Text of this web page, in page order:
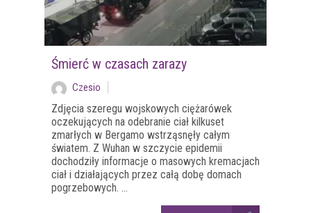
Śmierć w czasach zarazy
Czesio
Zdjęcia szeregu wojskowych ciężarówek
oczekujących na odebranie ciał kilkuset
zmarłych w Bergamo wstrząsnęły całym
światem. Z Wuhan w szczycie epidemii
dochodziły informacje o masowych kremacjach
ciał i działających przez całą dobę domach
pogrzebowych. ...